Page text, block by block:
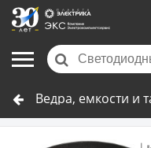
Ведра, емкости и